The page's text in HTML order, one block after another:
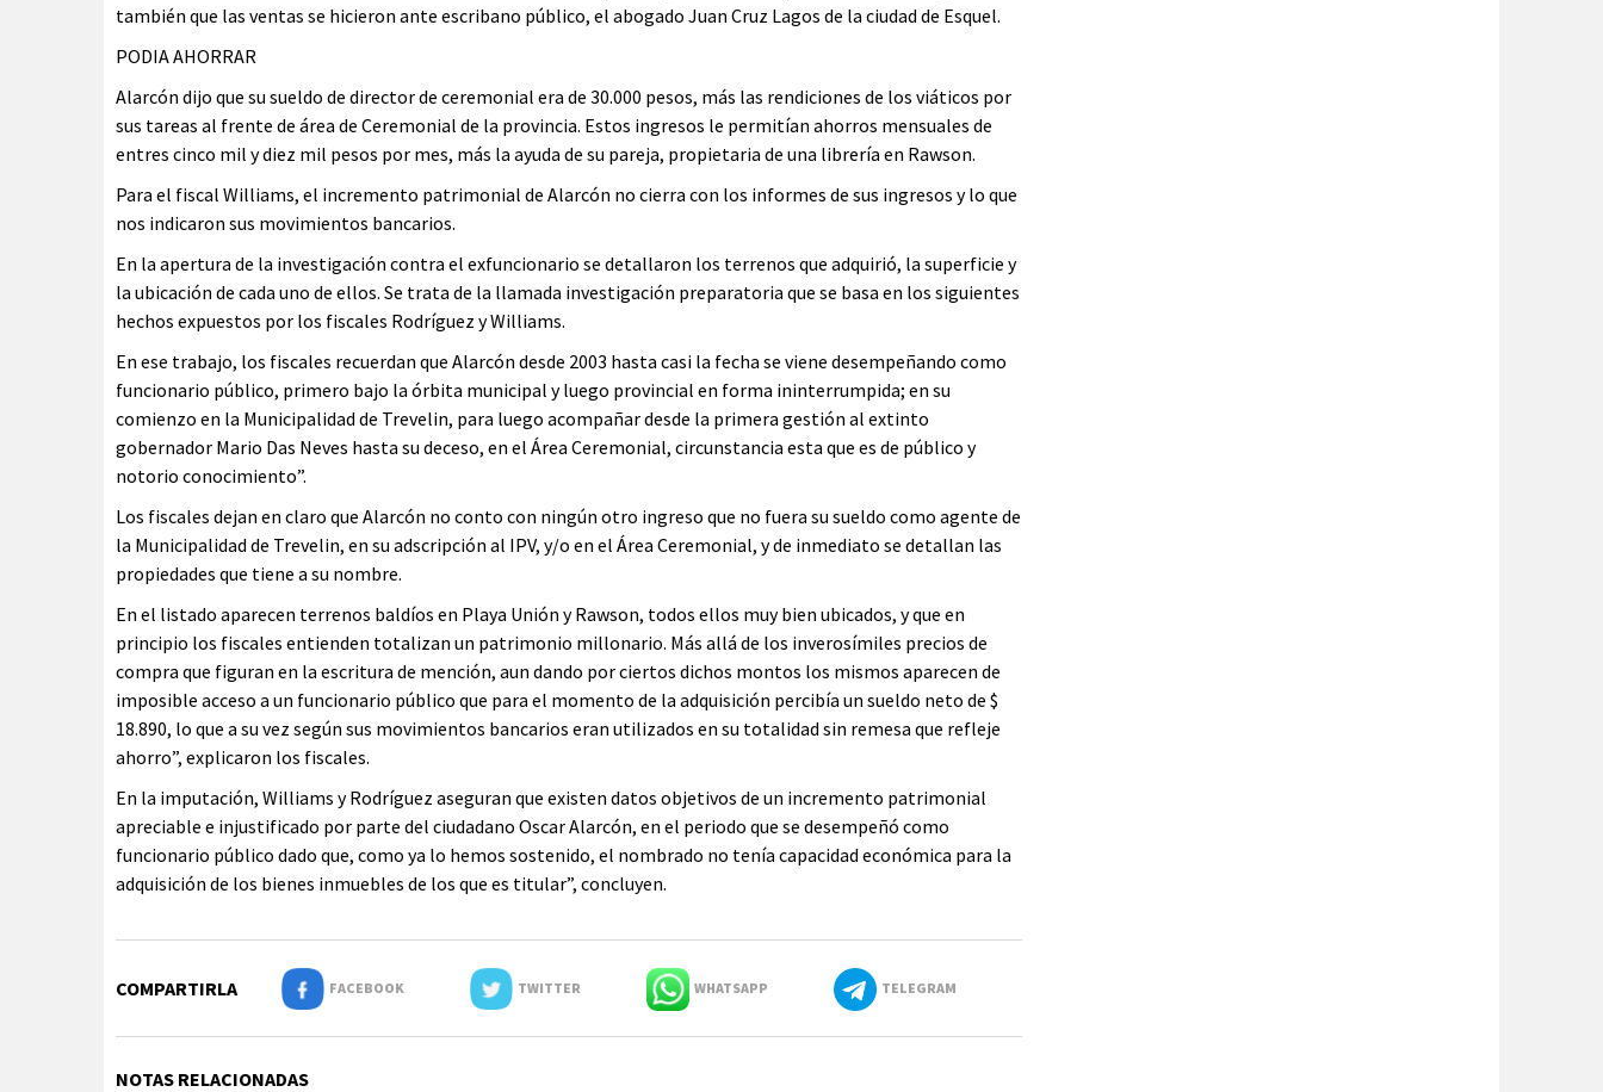
también que las ventas se hicieron ante escribano público, el abogado Juan Cruz Lagos de la ciudad de Esquel.
PODIA AHORRAR
Alarcón dijo que su sueldo de director de ceremonial era de 30.000 pesos, más las rendiciones de los viáticos por
sus tareas al frente de área de Ceremonial de la provincia. Estos ingresos le permitían ahorros mensuales de
entres cinco mil y diez mil pesos por mes, más la ayuda de su pareja, propietaria de una librería en Rawson.
Para el fiscal Williams, el incremento patrimonial de Alarcón no cierra con los informes de sus ingresos y lo que
nos indicaron sus movimientos bancarios.
En la apertura de la investigación contra el exfuncionario se detallaron los terrenos que adquirió, la superficie y
la ubicación de cada uno de ellos. Se trata de la llamada investigación preparatoria que se basa en los siguientes
hechos expuestos por los fiscales Rodríguez y Williams.
En ese trabajo, los fiscales recuerdan que Alarcón desde 2003 hasta casi la fecha se viene desempeñando como
funcionario público, primero bajo la órbita municipal y luego provincial en forma ininterrumpida; en su
comienzo en la Municipalidad de Trevelin, para luego acompañar desde la primera gestión al extinto
gobernador Mario Das Neves hasta su deceso, en el Área Ceremonial, circunstancia esta que es de público y
notorio conocimiento”.
Los fiscales dejan en claro que Alarcón no conto con ningún otro ingreso que no fuera su sueldo como agente de
la Municipalidad de Trevelin, en su adscripción al IPV, y/o en el Área Ceremonial, y de inmediato se detallan las
propiedades que tiene a su nombre.
En el listado aparecen terrenos baldíos en Playa Unión y Rawson, todos ellos muy bien ubicados, y que en
principio los fiscales entienden totalizan un patrimonio millonario. Más allá de los inverosímiles precios de
compra que figuran en la escritura de mención, aun dando por ciertos dichos montos los mismos aparecen de
imposible acceso a un funcionario público que para el momento de la adquisición percibía un sueldo neto de $
18.890, lo que a su vez según sus movimientos bancarios eran utilizados en su totalidad sin remesa que refleje
ahorro”, explicaron los fiscales.
En la imputación, Williams y Rodríguez aseguran que existen datos objetivos de un incremento patrimonial
apreciable e injustificado por parte del ciudadano Oscar Alarcón, en el periodo que se desempeñó como
funcionario público dado que, como ya lo hemos sostenido, el nombrado no tenía capacidad económica para la
adquisición de los bienes inmuebles de los que es titular”, concluyen.
COMPARTIRLA FACEBOOK TWITTER WHATSAPP TELEGRAM
NOTAS RELACIONADAS